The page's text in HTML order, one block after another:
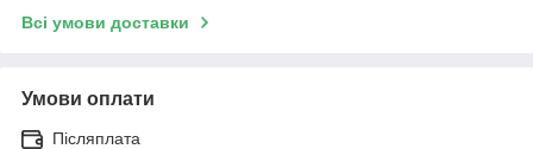
Всі умови доставки
Умови оплати
Післяплата